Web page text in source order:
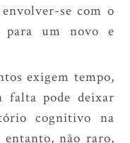
se com o
um novo e
exigem tempo,
falta pode deixar
cognitivo na
entanto, não raro,